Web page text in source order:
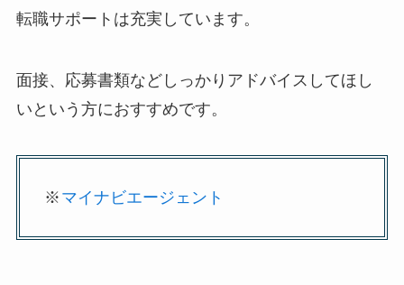
転職サポートは充実しています。
面接、応募書類などしっかりアドバイスしてほし
いという方におすすめです。
※ マイナビエージェント